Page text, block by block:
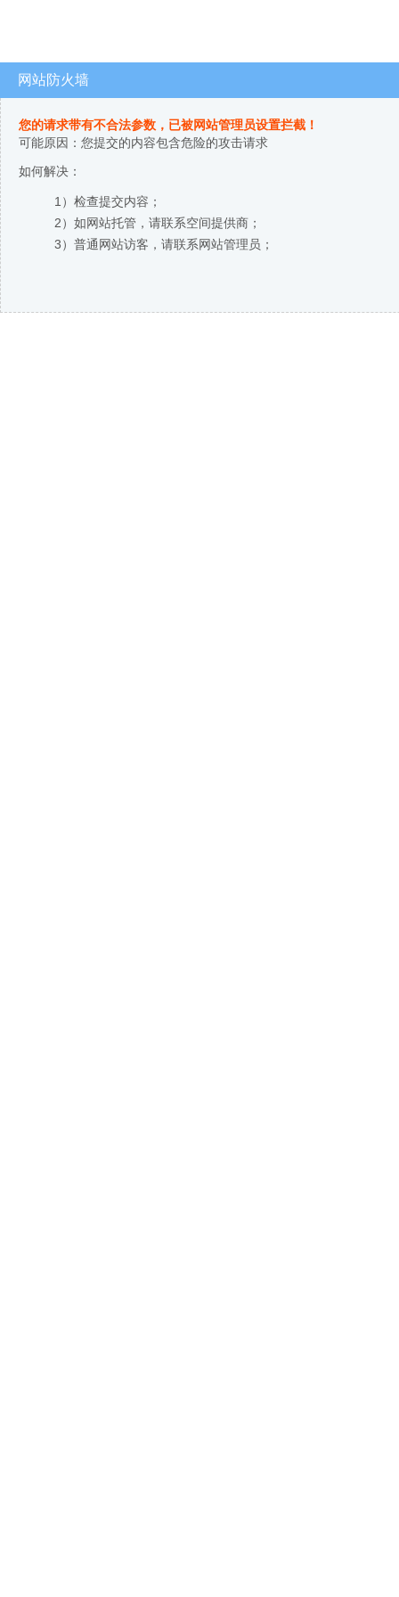
网站防火墙
您的请求带有不合法参数，已被网站管理员设置拦截！
可能原因：您提交的内容包含危险的攻击请求
如何解决：
1）检查提交内容；
2）如网站托管，请联系空间提供商；
3）普通网站访客，请联系网站管理员；